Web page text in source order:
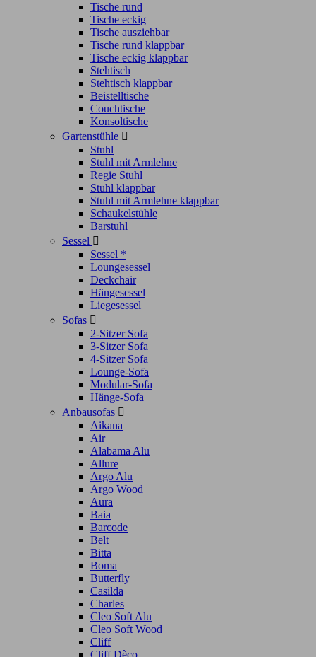
Tische rund
Tische eckig
Tische ausziehbar
Tische rund klappbar
Tische eckig klappbar
Stehtisch
Stehtisch klappbar
Beistelltische
Couchtische
Konsoltische
Gartenstühle 
Stuhl
Stuhl mit Armlehne
Regie Stuhl
Stuhl klappbar
Stuhl mit Armlehne klappbar
Schaukelstühle
Barstuhl
Sessel 
Sessel *
Loungesessel
Deckchair
Hängesessel
Liegesessel
Sofas 
2-Sitzer Sofa
3-Sitzer Sofa
4-Sitzer Sofa
Lounge-Sofa
Modular-Sofa
Hänge-Sofa
Anbausofas 
Aikana
Air
Alabama Alu
Allure
Argo Alu
Argo Wood
Aura
Baia
Barcode
Belt
Bitta
Boma
Butterfly
Casilda
Charles
Cleo Soft Alu
Cleo Soft Wood
Cliff
Cliff Dèco